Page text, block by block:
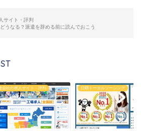
サイト・評判
うなる？派遣を辞める前に読んでおこう
会社の求人サイト・評判 日研トータルソーシング